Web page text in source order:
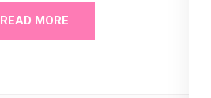
READ MORE